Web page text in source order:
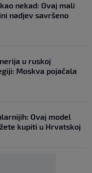
nekad: Ovaj mali
nadjev savršeno
u ruskoj
Moskva pojačala
Ovaj model
kupiti u Hrvatskoj